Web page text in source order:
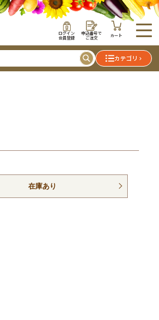
ログイン
会員登録
申込番号で
ご注文 カート
カテゴリ
在庫あり